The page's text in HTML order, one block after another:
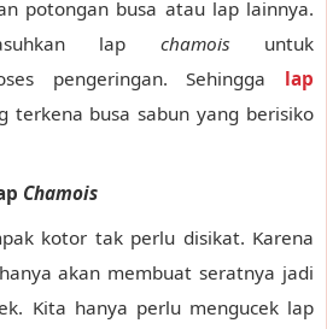
potongan busa atau lap lainnya.
lap chamois untuk
pengeringan. Sehingga lap
terkena busa sabun yang berisiko
Chamois
kotor tak perlu disikat. Karena
hanya akan membuat seratnya jadi
Kita hanya perlu mengucek lap